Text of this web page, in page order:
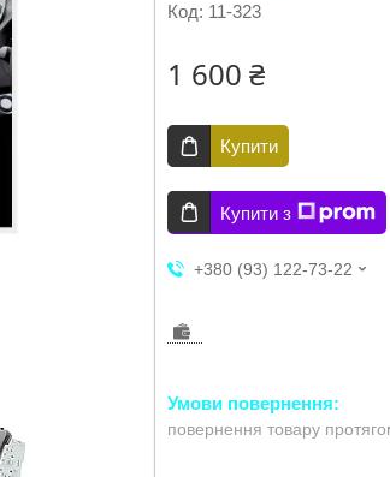
Код: 11-323
1 600 ₴
Купити
Купити з
+380 (93) 122-73-22
повернення товару